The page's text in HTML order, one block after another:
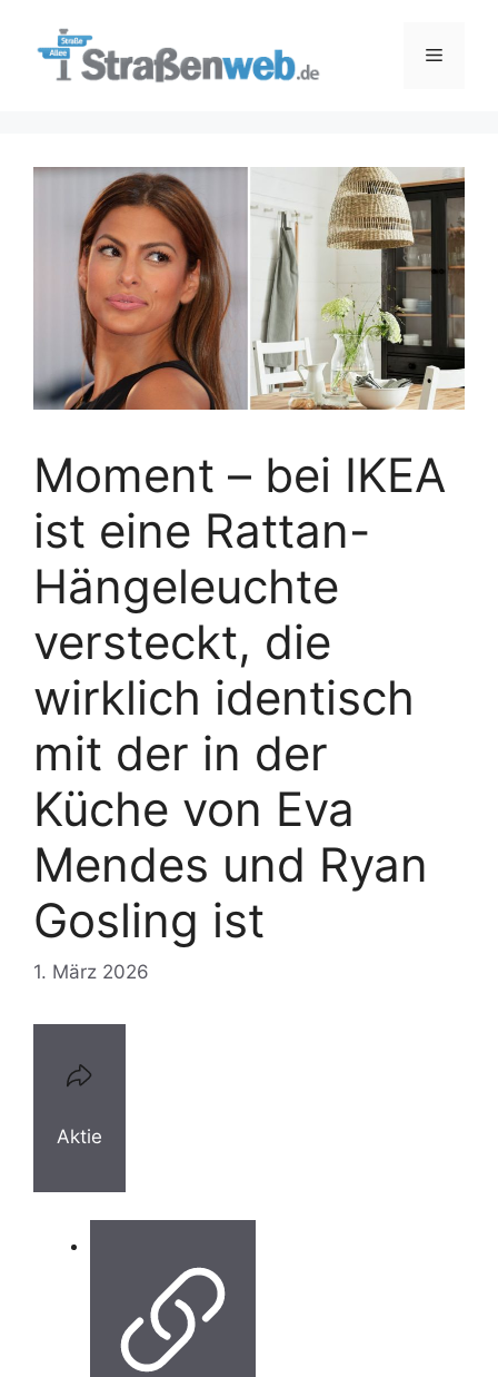
Menü
Moment – ​​bei IKEA
ist eine Rattan-
Hängeleuchte
versteckt, die
wirklich identisch
mit der in der
Küche von Eva
Mendes und Ryan
Gosling ist
1. März 2026
Aktie